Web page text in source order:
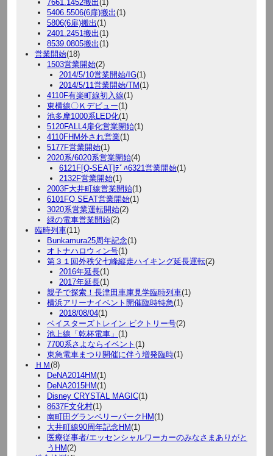
7661.1452搬出(1)
5406.5506(6扉)搬出(1)
5806(6扉)搬出(1)
2401.2451搬出(1)
8539.0805搬出(1)
営業開始(18)
1503営業開始(2)
2014/5/10営業開始/IG(1)
2014/5/11営業開始/TM(1)
4110F有楽町線初入線(1)
東横線〇Ｋデビュー(1)
池多摩1000系LED化(1)
5120FALL4扉化営業開始(1)
4110FHM外され営業(1)
5177F営業開始(1)
2020系/6020系営業開始(4)
6121F[Q-SEAT]ﾃﾞﾊ6321営業開始(1)
2132F営業開始(1)
2003F大井町線営業開始(1)
6101FQ SEAT営業開始(1)
3020系営業運転開始(2)
緑の電車営業開始(2)
臨時列車(11)
Bunkamura25周年記念(1)
オトナハロウィン号(1)
第３１回外秩父七峰縦走ハイキング延長運転(2)
2016年延長(1)
2017年延長(1)
親子で探索！長津田車庫見学臨時列車(1)
横浜アリーナイベント開催臨時特急(1)
2018/08/04(1)
ベイスターズトレイン ビクトリー号(2)
池上線「乾杯電車」 (1)
7700系さよならイベント (1)
東急電車まつり開催に伴う増発臨時(1)
ＨＭ(8)
DeNA2014HM(1)
DeNA2015HM(1)
Disney CRYSTAL MAGIC(1)
8637F文化村(1)
南町田グランベリーパークHM(1)
大井町線90周年記念HM(1)
医療従事者/エッセンシャルワーカーのみなさまありがと
うHM(2)